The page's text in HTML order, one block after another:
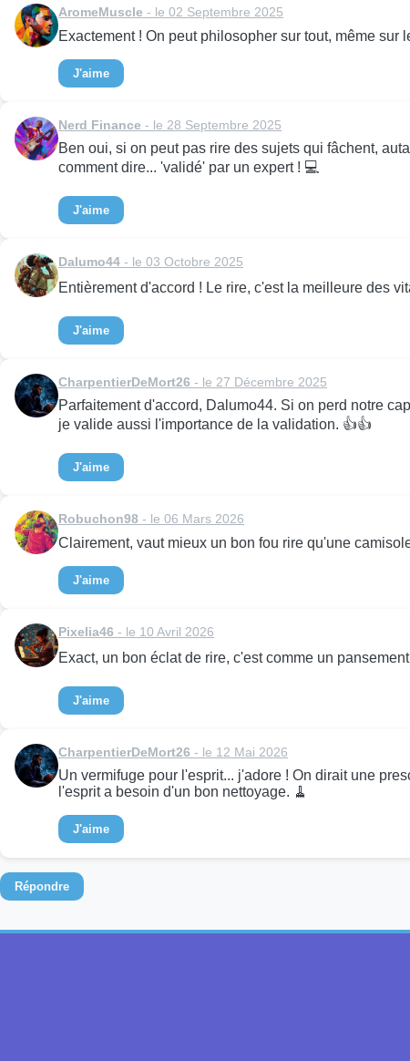
AromeMuscle - le 02 Septembre 2025
Exactement ! On peut philosopher sur tout, même
J'aime
Nerd Finance - le 28 Septembre 2025
Ben oui, si on peut pas rire des sujets qui fâchent,
comment dire... 'validé' par un expert ! 💻
J'aime
Dalumo44 - le 03 Octobre 2025
Entièrement d'accord ! Le rire, c'est la meilleure des
J'aime
CharpentierDeMort26 - le 27 Décembre 2025
Parfaitement d'accord, Dalumo44. Si on perd notre
je valide aussi l'importance de la validation. 👍👍
J'aime
Robuchon98 - le 06 Mars 2026
Clairement, vaut mieux un bon fou rire qu'une
J'aime
Pixelia46 - le 10 Avril 2026
Exact, un bon éclat de rire, c'est comme un
J'aime
CharpentierDeMort26 - le 12 Mai 2026
Un vermifuge pour l'esprit... j'adore ! On dirait une
l'esprit a besoin d'un bon nettoyage. 🧹
J'aime
Répondre